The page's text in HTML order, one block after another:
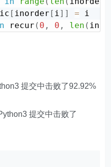
[ inorder [ i ] ] = i
recur ( 0 , 0 , len (
提交中击败了92.92%
提交中击败了